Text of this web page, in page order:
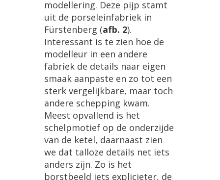
modellering. Deze pijp stamt
uit de porseleinfabriek in
Fürstenberg (afb. 2).
Interessant is te zien hoe de
modelleur in een andere
fabriek de details naar eigen
smaak aanpaste en zo tot een
sterk vergelijkbare, maar toch
andere schepping kwam.
Meest opvallend is het
schelpmotief op de onderzijde
van de ketel, daarnaast zien
we dat talloze details net iets
anders zijn. Zo is het
borstbeeld iets explicieter, de